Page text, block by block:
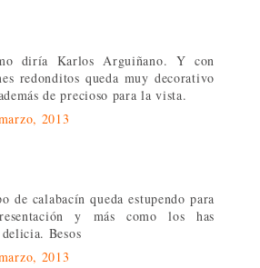
diría Karlos Arguiñano. Y con
redonditos queda muy decorativo
de precioso para la vista.
2013
de calabacín queda estupendo para
y más como los has
Besos
2013